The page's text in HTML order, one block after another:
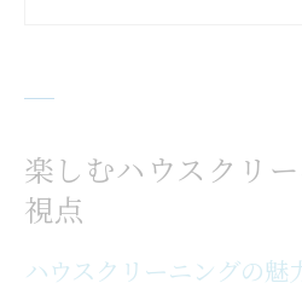
ハウスクリーニングを楽
地域特性活用法
神奈川県の自然素材
楽しむハウスクリ
視点
ハウスクリーニングの魅